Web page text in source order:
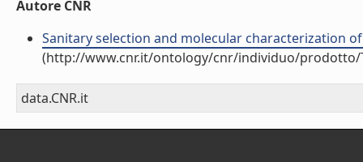
Autore CNR
Sanitary selection and molecular characterization
(http://www.cnr.it/ontology/cnr/individuo/prodotto/
data.CNR.it